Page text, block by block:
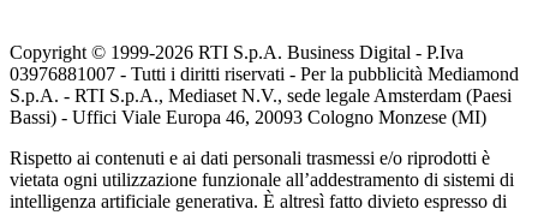
Copyright © 1999-2026 RTI S.p.A. Business Digital - P.Iva
03976881007 - Tutti i diritti riservati - Per la pubblicità Mediamond
S.p.A. - RTI S.p.A., Mediaset N.V., sede legale Amsterdam (Paesi
Bassi) - Uffici Viale Europa 46, 20093 Cologno Monzese (MI)
Rispetto ai contenuti e ai dati personali trasmessi e/o riprodotti è
vietata ogni utilizzazione funzionale all’addestramento di sistemi di
intelligenza artificiale generativa. È altresì fatto divieto espresso di